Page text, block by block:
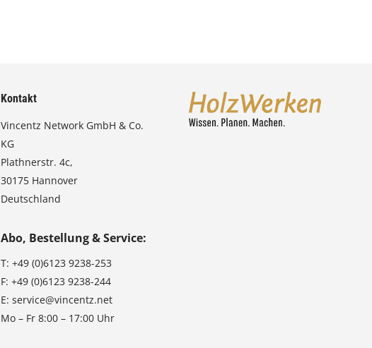
Kontakt
Vincentz Network GmbH & Co.
KG
Plathnerstr. 4c,
30175 Hannover
Deutschland
Abo, Bestellung & Service:
T:+49 (0)6123 9238-253
F:+49 (0)6123 9238-244
E:service@vincentz.net
Mo – Fr 8:00 – 17:00 Uhr